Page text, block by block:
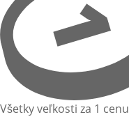
Všetky veľkosti za 1 cenu